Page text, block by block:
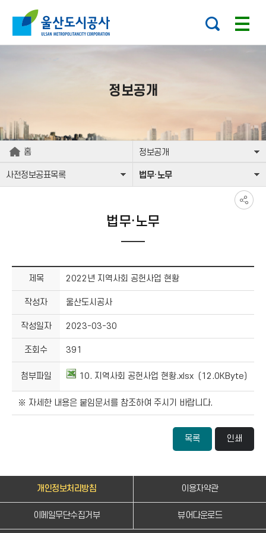
본문으로가기
주요 메뉴로 건너뛰기
정보공개
홈 정보공개
사전정보공표목록 법무·노무
법무·노무
제목 2022년 지역사회 공헌사업 현황
작성자 울산도시공사
작성일자 2023-03-30
조회수 391
첨부파일 10. 지역사회 공헌사업 현황.xlsx (12.0KByte)
※ 자세한 내용은 붙임문서를 참조하여 주시기 바랍니다.
목록 인쇄
개인정보처리방침 이용자약관
이메일무단수집거부 뷰어다운로드